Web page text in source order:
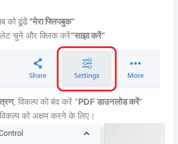
को ढूंढें“मेरा फ्लिपबुक”
चुनें और क्लिक करें“साझा करें”
, विकल्प को बंद करें “PDF डाउनलोड करें”
को अक्षम करने के लिए।